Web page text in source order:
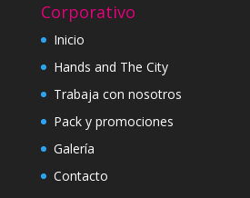
Corporativo
Inicio
Hands and The City
Trabaja con nosotros
Pack y promociones
Galería
Contacto